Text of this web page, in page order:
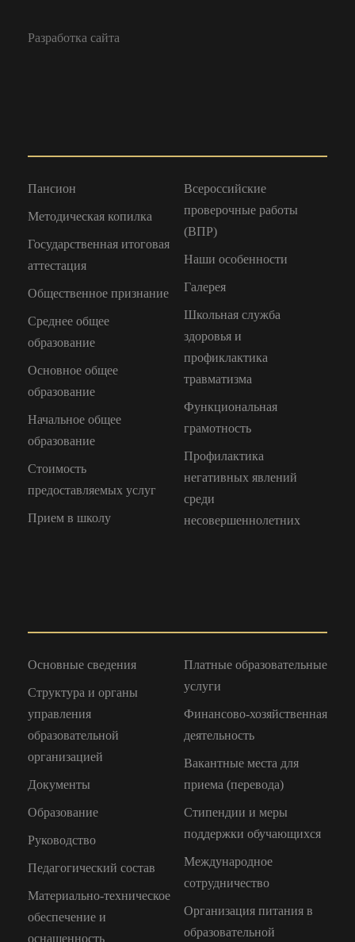
Разработка сайта
Пансион
Методическая копилка
Государственная итоговая
аттестация
Общественное признание
Среднее общее
образование
Основное общее
образование
Начальное общее
образование
Стоимость
предоставляемых услуг
Прием в школу
Всероссийские
проверочные работы
(ВПР)
Наши особенности
Галерея
Школьная служба
здоровья и
профиклактика
травматизма
Функциональная
грамотность
Профилактика
негативных явлений
среди
несовершеннолетних
Основные сведения
Структура и органы
управления
образовательной
организацией
Документы
Образование
Руководство
Педагогический состав
Материально-техническое
обеспечение и
оснащенность
Платные образовательные
услуги
Финансово-хозяйственная
деятельность
Вакантные места для
приема (перевода)
Стипендии и меры
поддержки обучающихся
Международное
сотрудничество
Организация питания в
образовательной